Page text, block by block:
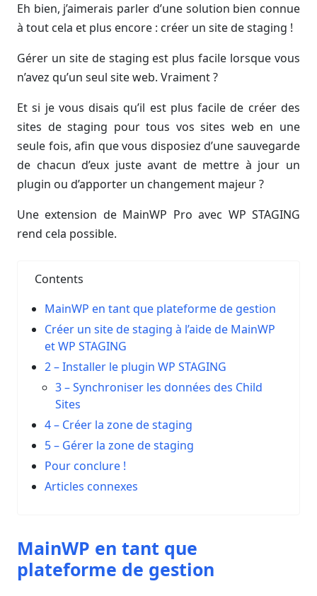
Eh bien, j’aimerais parler d’une solution bien connue
à tout cela et plus encore : créer un site de staging !
Gérer un site de staging est plus facile lorsque vous
n’avez qu’un seul site web. Vraiment ?
Et si je vous disais qu’il est plus facile de créer des
sites de staging pour tous vos sites web en une
seule fois, afin que vous disposiez d’une sauvegarde
de chacun d’eux juste avant de mettre à jour un
plugin ou d’apporter un changement majeur ?
Une extension de MainWP Pro avec WP STAGING
rend cela possible.
Contents
MainWP en tant que plateforme de gestion
Créer un site de staging à l’aide de MainWP
et WP STAGING
2 – Installer le plugin WP STAGING
3 – Synchroniser les données des Child
Sites
4 – Créer la zone de staging
5 – Gérer la zone de staging
Pour conclure !
Articles connexes
MainWP en tant que
plateforme de gestion